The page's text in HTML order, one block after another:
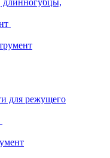
длинногубцы,
для режущего